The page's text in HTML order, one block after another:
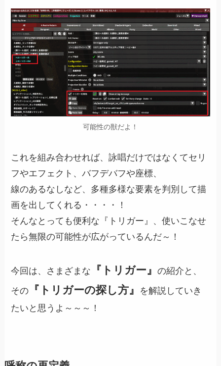
可能性の獣だよ！
これを組み合わせれば、詠唱だけではなくてセリ
フやエフェクト、バフデバフや座標、
線のあるなしなど、多種多様な要素を判別して描
画を出してくれる・・・・！
そんなとっても便利な『トリガー』、使いこなせ
たら無限の可能性が広がっているんだ～！
今回は、さまざまな 『トリガー』の紹介と、
その
『トリガーの探し方』
を解説していき
たいと思うよ～～～！